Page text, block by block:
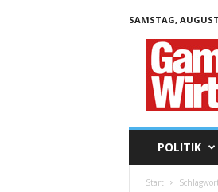
SAMSTAG,
POLITIK
Start